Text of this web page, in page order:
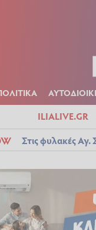
ILIALIVE.GR
Στις φυλακές Αγ.